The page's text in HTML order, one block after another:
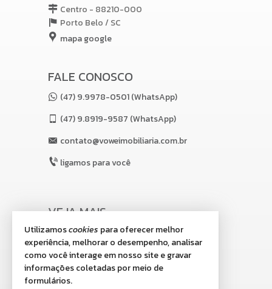
Centro - 88210-000
Porto Belo /SC
mapa google
FALE CONOSCO
(47) 9.9978-0501 (WhatsApp)
(47)9.8919-9587 (WhatsApp)
contato@voweimobiliaria.com.br
ligamos para você
VEJA MAIS
receba nosso newsletter
indicadores financeiros
cadastre seu imóvel
Utilizamoscookies para oferecer melhor
experiência, melhorar o desempenho, analisar
como você interage em nosso site e gravar
informações coletadas por meio de
formulários.